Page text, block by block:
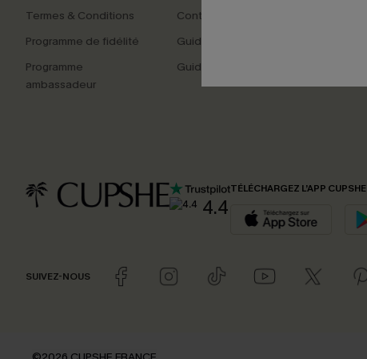
Termes & Conditions
Programme de fidélité
Programme
ambassadeur
Contactez-nous
Guide des tailles
Guide de commande
4.4
TÉLÉCHARGEZ L’APP CUPSHE
SUIVEZ-NOUS